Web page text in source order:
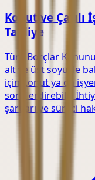
Konut ve
Tahliye
Türk Borçlar
alt ve üst soyu ile
için konut ya da
sona erdirebilir.
şartları ve süreci